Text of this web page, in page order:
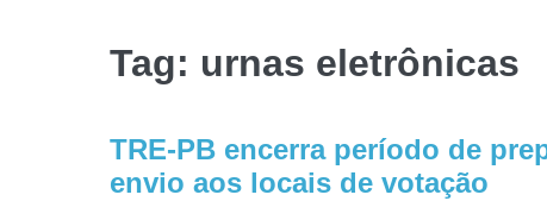
Tag: urnas eletrônicas
TRE-PB encerra período de
envio aos locais de votação